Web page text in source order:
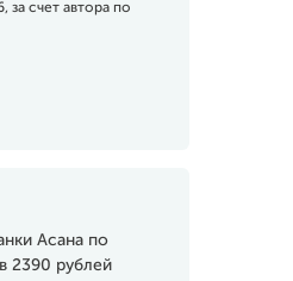
за счет автора по
Асана по
2390 рублей